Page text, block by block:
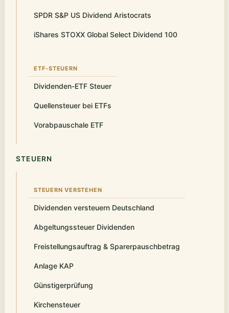
SPDR S&P US Dividend Aristocrats
iShares STOXX Global Select Dividend 100
ETF-STEUERN
Dividenden-ETF Steuer
Quellensteuer bei ETFs
Vorabpauschale ETF
STEUERN
STEUERN VERSTEHEN
Dividenden versteuern Deutschland
Abgeltungssteuer Dividenden
Freistellungsauftrag & Sparerpauschbetrag
Anlage KAP
Günstigerprüfung
Kirchensteuer